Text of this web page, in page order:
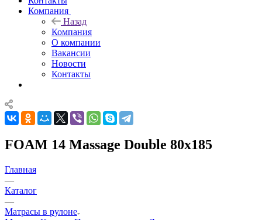
Компания
Назад
Компания
О компании
Вакансии
Новости
Контакты
FOAM 14 Massage Double 80x185
Главная
—
Каталог
—
Матрасы в рулоне